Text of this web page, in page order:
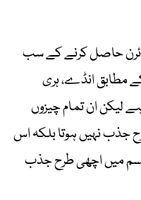
حاصل کرنے کے سب
مطابق انڈے، ہری
ہے لیکن ان تمام چیزوں
جذب نہیں ہوتا بلکہ اس
میں اچھی طرح جذب